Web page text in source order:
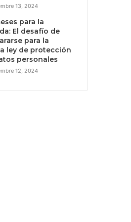
13, 2024
para la
El desafío de
para la
ley de protección
personales
12, 2024